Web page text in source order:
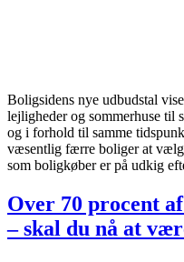
Boligsidens nye udbudstal
lejligheder og sommerhuse til
og i forhold til samme
væsentlig færre boliger at
som boligkøber er på udkig
Over 70 procent
– skal du nå at